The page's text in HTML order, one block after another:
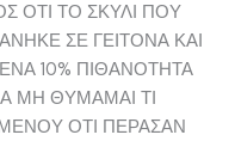
ΟΤΙ ΤΟ ΣΚΥΛΙ ΠΟΥ
ΣΕ ΓΕΙΤΟΝΑ ΚΑΙ
10% ΠΙΘΑΝΟΤΗΤΑ
ΜΗ ΘΥΜΑΜΑΙ ΤΙ
ΟΤΙ ΠΕΡΑΣΑΝ